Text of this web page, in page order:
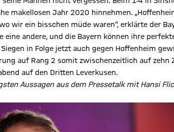
makellosen Jahr 2020 hinnehmen.
wir ein bisschen müde waren“, erklärte der
andere, und die Bayern können ihre
in Folge jetzt auch gegen Hoffenheim
auf Rang 2 somit zwischenzeitlich auf zehn
auf den Dritten Leverkusen.
Aussagen aus dem Pressetalk mit Hansi